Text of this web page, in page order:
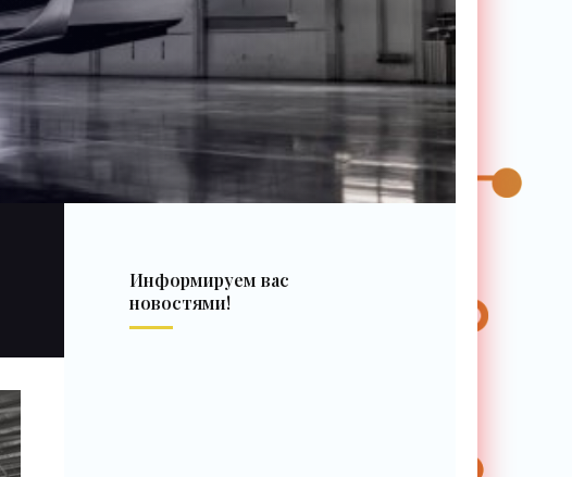
Информируем вас
новостями!